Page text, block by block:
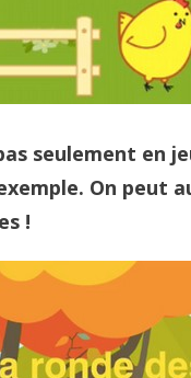
seulement en
On peut
!